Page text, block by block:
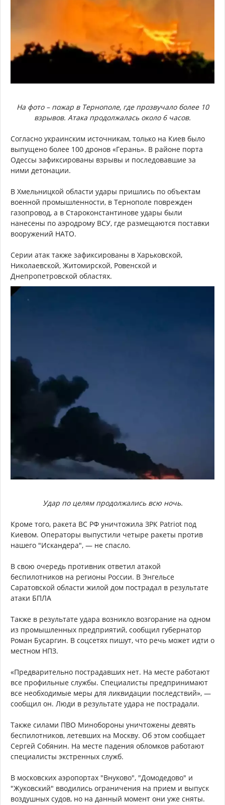
На фото – пожар в Тернополе, где прозвучало более 10
взрывов. Атака продолжалась около 6 часов.
Согласно украинским источникам, только на Киев было
выпущено более 100 дронов «Герань». В районе порта
Одессы зафиксированы взрывы и последовавшие за
ними детонации.
В Хмельницкой области удары пришлись по объектам
военной промышленности, в Тернополе поврежден
газопровод, а в Староконстантинове удары были
нанесены по аэродрому ВСУ, где размещаются поставки
вооружений НАТО.
Серии атак также зафиксированы в Харьковской,
Николаевской, Житомирской, Ровенской и
Днепропетровской областях.
Удар по целям продолжались всю ночь.
Кроме того, ракета ВС РФ уничтожила ЗРК Patriot под
Киевом. Операторы выпустили четыре ракеты против
нашего "Искандера", — не спасло.
В свою очередь противник ответил атакой
беспилотников на регионы России. В Энгельсе
Саратовской области жилой дом пострадал в результате
атаки БПЛА
Также в результате удара возникло возгорание на одном
из промышленных предприятий, сообщил губернатор
Роман Бусаргин. В соцсетях пишут, что речь может идти о
местном НПЗ.
«Предварительно пострадавших нет. На месте работают
все профильные службы. Специалисты предпринимают
все необходимые меры для ликвидации последствий», —
сообщил он. Люди в результате удара не пострадали.
Также силами ПВО Минобороны уничтожены девять
беспилотников, летевших на Москву. Об этом сообщает
Сергей Собянин. На месте падения обломков работают
специалисты экстренных служб.
В московских аэропортах "Внуково", "Домодедово" и
"Жуковский" вводились ограничения на прием и выпуск
воздушных судов, но на данный момент они уже сняты.